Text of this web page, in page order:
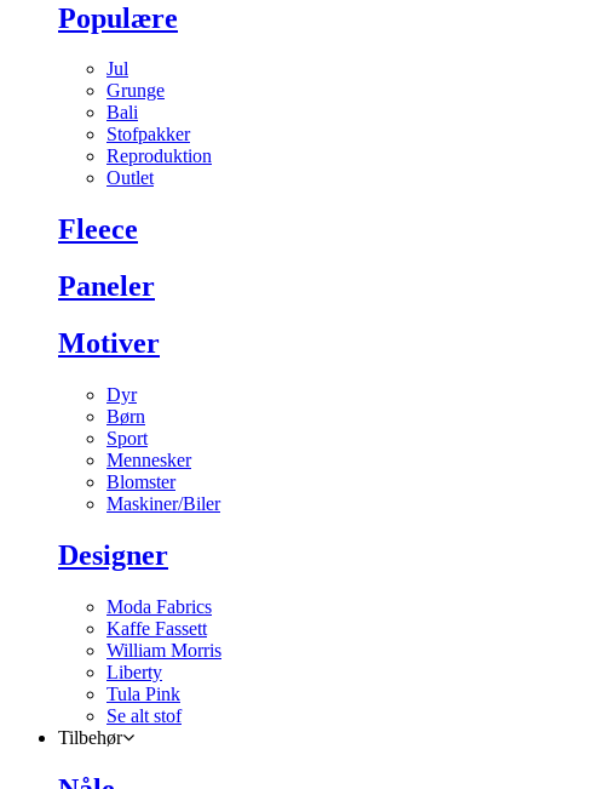
Populære
Jul
Grunge
Bali
Stofpakker
Reproduktion
Outlet
Fleece
Paneler
Motiver
Dyr
Børn
Sport
Mennesker
Blomster
Maskiner/Biler
Designer
Moda Fabrics
Kaffe Fassett
William Morris
Liberty
Tula Pink
Se alt stof
Tilbehør